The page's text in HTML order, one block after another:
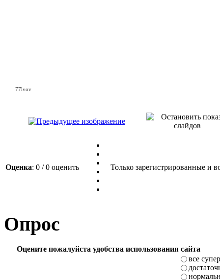
77lvov
Оценка: 0 / 0 оценить Только зарегистрированные и
Опрос
Оцените пожалуйста удобства использования сайта
все супер